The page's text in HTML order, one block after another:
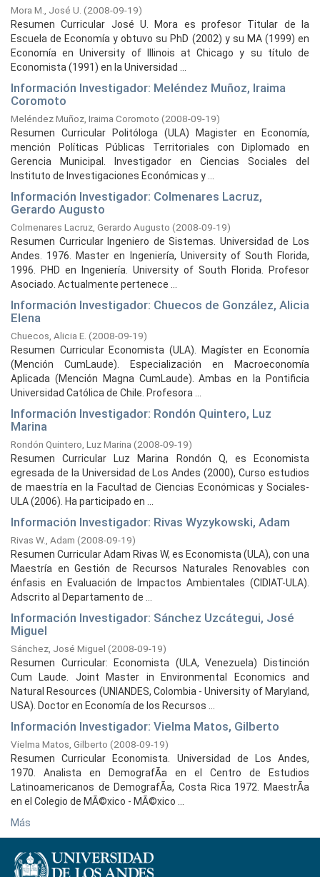
Mora M., José U. (2008-09-19)
Resumen Curricular José U. Mora es profesor Titular de la
Escuela de Economía y obtuvo su PhD (2002) y su MA (1999) en
Economía en University of Illinois at Chicago y su título de
Economista (1991) en la Universidad ...
Información Investigador: Meléndez Muñoz, Iraima
Coromoto
Meléndez Muñoz, Iraima Coromoto (2008-09-19)
Resumen Curricular Politóloga (ULA) Magister en Economía,
mención Políticas Públicas Territoriales con Diplomado en
Gerencia Municipal. Investigador en Ciencias Sociales del
Instituto de Investigaciones Económicas y ...
Información Investigador: Colmenares Lacruz,
Gerardo Augusto
Colmenares Lacruz, Gerardo Augusto (2008-09-19)
Resumen Curricular Ingeniero de Sistemas. Universidad de Los
Andes. 1976. Master en Ingeniería, University of South Florida,
1996. PHD en Ingeniería. University of South Florida. Profesor
Asociado. Actualmente pertenece ...
Información Investigador: Chuecos de González, Alicia
Elena
Chuecos, Alicia E. (2008-09-19)
Resumen Curricular Economista (ULA). Magíster en Economía
(Mención CumLaude). Especialización en Macroeconomía
Aplicada (Mención Magna CumLaude). Ambas en la Pontificia
Universidad Católica de Chile. Profesora ...
Información Investigador: Rondón Quintero, Luz
Marina
Rondón Quintero, Luz Marina (2008-09-19)
Resumen Curricular Luz Marina Rondón Q, es Economista
egresada de la Universidad de Los Andes (2000), Curso estudios
de maestría en la Facultad de Ciencias Económicas y Sociales-
ULA (2006). Ha participado en ...
Información Investigador: Rivas Wyzykowski, Adam
Rivas W., Adam (2008-09-19)
Resumen Curricular Adam Rivas W, es Economista (ULA), con una
Maestría en Gestión de Recursos Naturales Renovables con
énfasis en Evaluación de Impactos Ambientales (CIDIAT-ULA).
Adscrito al Departamento de ...
Información Investigador: Sánchez Uzcátegui, José
Miguel
Sánchez, José Miguel (2008-09-19)
Resumen Curricular: Economista (ULA, Venezuela) Distinción
Cum Laude. Joint Master in Environmental Economics and
Natural Resources (UNIANDES, Colombia - University of Maryland,
USA). Doctor en Economía de los Recursos ...
Información Investigador: Vielma Matos, Gilberto
Vielma Matos, Gilberto (2008-09-19)
Resumen Curricular Economista. Universidad de Los Andes,
1970. Analista en DemografÃ­a en el Centro de Estudios
Latinoamericanos de DemografÃ­a, Costa Rica 1972. MaestrÃ­a
en el Colegio de MÃ©xico - MÃ©xico ...
Más